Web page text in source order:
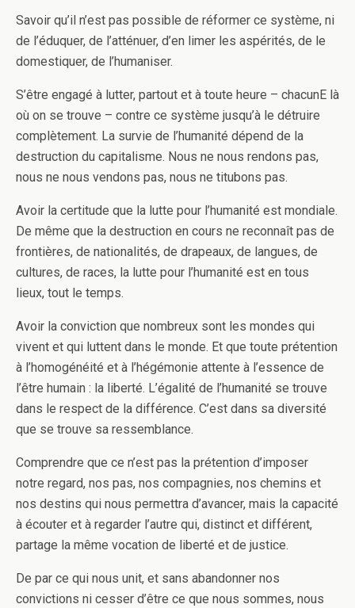
Savoir qu’il n’est pas possible de réformer ce système, ni
de l’éduquer, de l’atténuer, d’en limer les aspérités, de le
domestiquer, de l’humaniser.
S’être engagé à lutter, partout et à toute heure – chacunE là
où on se trouve – contre ce système jusqu’à le détruire
complètement. La survie de l’humanité dépend de la
destruction du capitalisme. Nous ne nous rendons pas,
nous ne nous vendons pas, nous ne titubons pas.
Avoir la certitude que la lutte pour l’humanité est mondiale.
De même que la destruction en cours ne reconnaît pas de
frontières, de nationalités, de drapeaux, de langues, de
cultures, de races, la lutte pour l’humanité est en tous
lieux, tout le temps.
Avoir la conviction que nombreux sont les mondes qui
vivent et qui luttent dans le monde. Et que toute prétention
à l’homogénéité et à l’hégémonie attente à l’essence de
l’être humain : la liberté. L’égalité de l’humanité se trouve
dans le respect de la différence. C’est dans sa diversité
que se trouve sa ressemblance.
Comprendre que ce n’est pas la prétention d’imposer
notre regard, nos pas, nos compagnies, nos chemins et
nos destins qui nous permettra d’avancer, mais la capacité
à écouter et à regarder l’autre qui, distinct et différent,
partage la même vocation de liberté et de justice.
De par ce qui nous unit, et sans abandonner nos
convictions ni cesser d’être ce que nous sommes, nous